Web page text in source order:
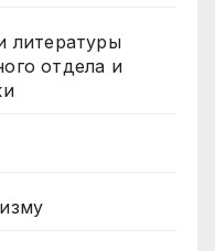
литературы
отдела и